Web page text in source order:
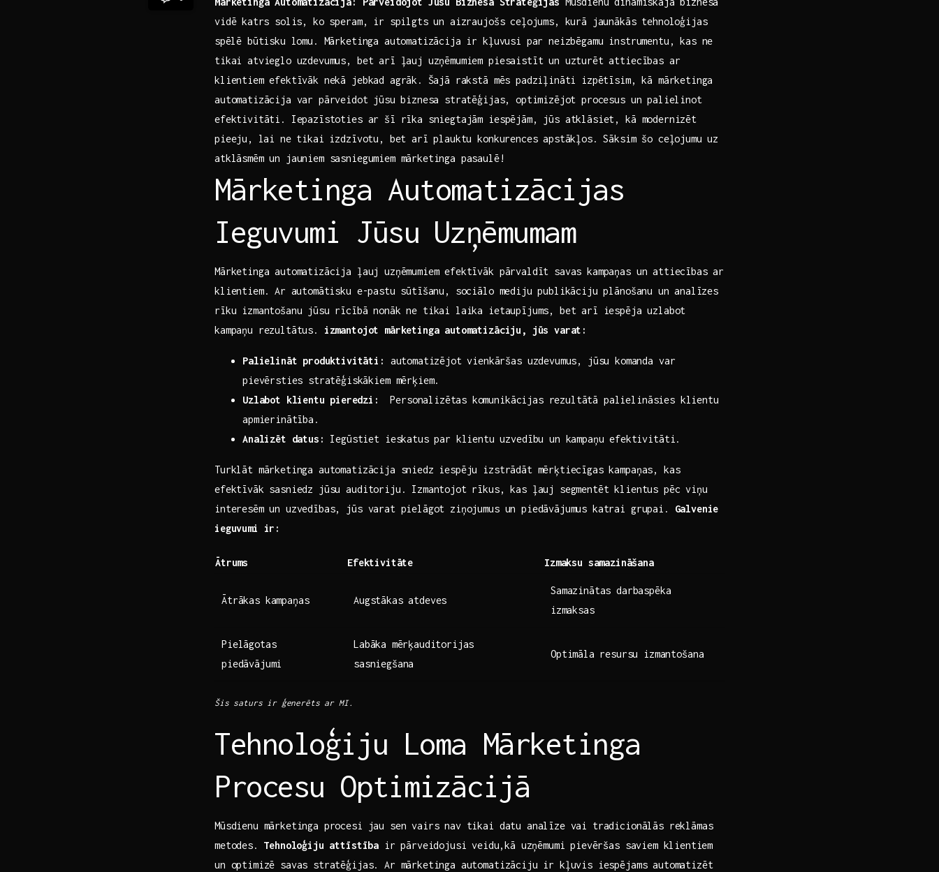
vidē⁤ katrs solis, ko speram, ir spilgts un aizraujošs ceļojums, kurā jaunākās tehnoloģijas
⁣spēlē būtisku lomu. Mārketinga automatizācija ir kļuvusi par neizbēgamu instrumentu, kas‌ ne
tikai atvieglo uzdevumus, bet arī ļauj uzņēmumiem piesaistīt un uzturēt‍ attiecības ar
klientiem efektīvāk‌ nekā jebkad​ agrāk. ⁣Šajā rakstā mēs padziļināti izpētīsim, kā mārketinga
automatizācija var pārveidot jūsu ⁣biznesa stratēģijas, optimizējot procesus un palielinot
efektivitāti. Iepazīstoties ar šī rīka sniegtajām iespējām, jūs atklāsiet, kā modernizēt
pieeju, ⁣lai ne tikai izdzīvotu, bet arī plauktu konkurences apstākļos. Sāksim šo ceļojumu uz
atklāsmēm un jauniem sasniegumiem mārketinga pasaulē!
Mārketinga Automatizācijas
Ieguvumi Jūsu⁣ Uzņēmumam
Mārketinga automatizācija‍ ļauj uzņēmumiem efektīvāk pārvaldīt savas kampaņas un attiecības ar
klientiem. ⁤Ar‍ automātisku e-pastu sūtīšanu, sociālo‍ mediju publikāciju plānošanu ⁣un analīzes
rīku izmantošanu jūsu rīcībā nonāk ne tikai laika ietaupījums, bet ​arī iespēja uzlabot
kampaņu rezultātus. izmantojot mārketinga automatizāciju, jūs varat:
Palielināt produktivitāti:
automatizējot vienkāršas uzdevumus, jūsu komanda var
pievērsties stratēģiskākiem mērķiem.
Uzlabot klientu ⁣pieredzi:
⁤ Personalizētas⁣ komunikācijas rezultātā palielināsies klientu
‌apmierinātība.
Analizēt datus:
Iegūstiet ieskatus par klientu uzvedību un kampaņu efektivitāti.
Turklāt mārketinga automatizācija sniedz iespēju izstrādāt mērķtiecīgas kampaņas, kas
efektīvāk sasniedz jūsu auditoriju. Izmantojot rīkus, kas ļauj segmentēt klientus pēc viņu
interesēm un uzvedības, jūs varat pielāgot ziņojumus un piedāvājumus katrai grupai. Galvenie
ieguvumi ir:
Ātrums Efektivitāte Izmaksu‍ samazināšana
Ātrākas kampaņas Augstākas atdeves
Samazinātas darbaspēka
⁣izmaksas
Pielāgotas
piedāvājumi
Labāka⁤ mērķauditorijas
sasniegšana
Optimāla ⁤resursu izmantošana
Šis saturs ir ģenerēts ar MI.
Tehnoloģiju Loma Mārketinga ​
Procesu Optimizācijā
Mūsdienu mārketinga procesi jau sen vairs nav tikai datu analīze vai tradicionālās reklāmas
metodes.⁤ Tehnoloģiju attīstība ir pārveidojusi⁢ veidu,kā uzņēmumi pievēršas saviem klientiem
un optimizē savas stratēģijas. Ar mārketinga automatizāciju ir kļuvis iespējams automatizēt